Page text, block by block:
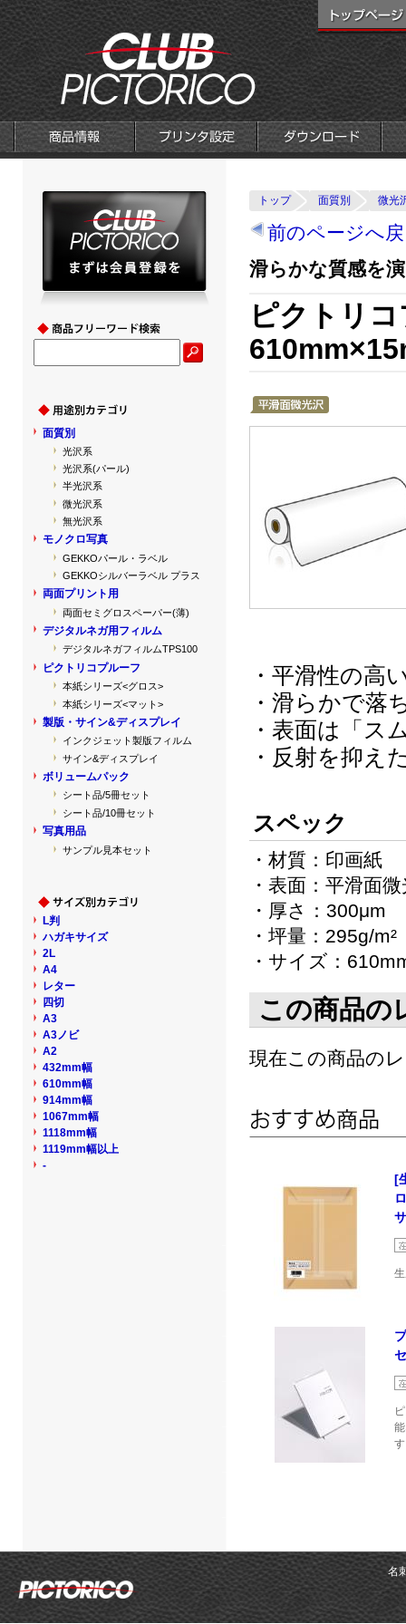
トップ 面質別 微光
前のページへ
滑らかな質感を
ピクトリ
・平滑性の高
・滑らかで落
・表面は「ス
・反射を抑え
スペック
・材質：印画紙
・表面：平滑面
・厚さ：300μm
・坪量：295g/m²
・サイズ：
この商品の
現在この商品の
[
す
面質別
光沢系
光沢系(パール)
半光沢系
微光沢系
無光沢系
モノクロ写真
GEKKOパール・ラベル
GEKKOシルバーラベル プラス
両面プリント用
両面セミグロスペーパー(薄)
デジタルネガ用フィルム
デジタルネガフィルムTPS100
ピクトリコプルーフ
本紙シリーズ<グロス>
本紙シリーズ<マット>
製版・サイン&ディスプレイ
インクジェット製版フィルム
サイン&ディスプレイ
ボリュームパック
シート品/5冊セット
シート品/10冊セット
写真用品
サンプル見本セット
L判
ハガキサイズ
2L
A4
レター
四切
A3
A3ノビ
A2
432mm幅
610mm幅
914mm幅
1067mm幅
1118mm幅
1119mm幅以上
-
名